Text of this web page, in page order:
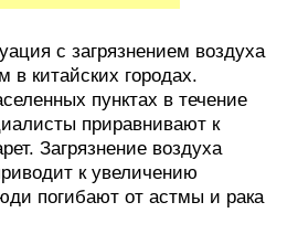
с загрязнением воздуха
в китайских городах.
пунктах в течение
приравнивают к
Загрязнение воздуха
к увеличению
погибают от астмы и рака